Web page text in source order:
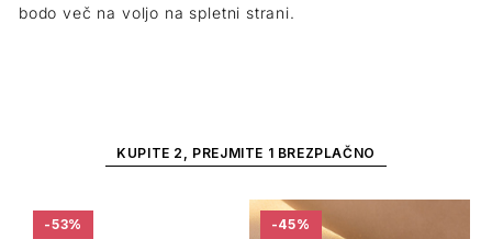
bodo več na voljo na spletni strani.
KUPITE 2, PREJMITE 1 BREZPLAČNO
-53% -45%